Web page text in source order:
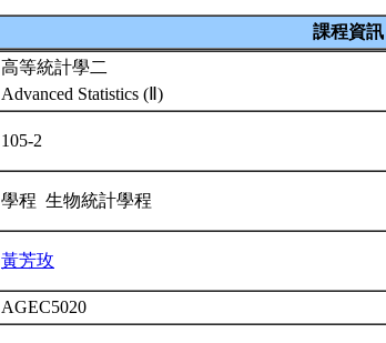
課程資訊
高等統計學二
Advanced Statistics (Ⅱ)
105-2
學程 生物統計學程
黃芳玫
AGEC5020